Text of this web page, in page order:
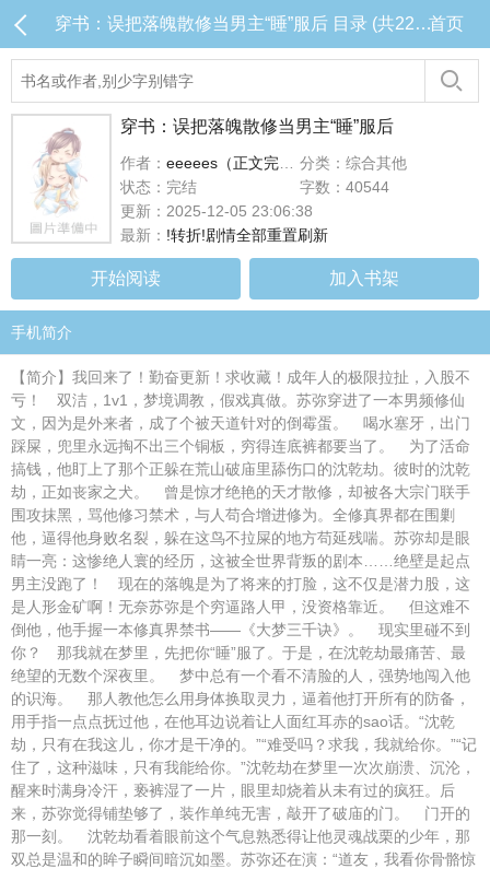
穿书：误把落魄散修当男主“睡”服后 目录 (共22章)首页
穿书：误把落魄散修当男主“睡”服后
作者： eeeees（正文完结版）
分类：综合其他
状态：完结
字数：40544
更新：2025-12-05 23:06:38
最新： !转折!剧情全部重置刷新
开始阅读 加入书架
手机简介
【简介】我回来了！勤奋更新！求收藏！成年人的极限拉扯，入股不
亏！ 双洁，1v1，梦境调教，假戏真做。苏弥穿进了一本男频修仙
文，因为是外来者，成了个被天道针对的倒霉蛋。 喝水塞牙，出门
踩屎，兜里永远掏不出三个铜板，穷得连底裤都要当了。 为了活命
搞钱，他盯上了那个正躲在荒山破庙里舔伤口的沈乾劫。彼时的沈乾
劫，正如丧家之犬。 曾是惊才绝艳的天才散修，却被各大宗门联手
围攻抹黑，骂他修习禁术，与人苟合增进修为。全修真界都在围剿
他，逼得他身败名裂，躲在这鸟不拉屎的地方苟延残喘。苏弥却是眼
睛一亮：这惨绝人寰的经历，这被全世界背叛的剧本……绝壁是起点
男主没跑了！ 现在的落魄是为了将来的打脸，这不仅是潜力股，这
是人形金矿啊！无奈苏弥是个穷逼路人甲，没资格靠近。 但这难不
倒他，他手握一本修真界禁书——《大梦三千诀》。 现实里碰不到
你？ 那我就在梦里，先把你“睡”服了。于是，在沈乾劫最痛苦、最
绝望的无数个深夜里。 梦中总有一个看不清脸的人，强势地闯入他
的识海。 那人教他怎么用身体换取灵力，逼着他打开所有的防备，
用手指一点点抚过他，在他耳边说着让人面红耳赤的sao话。“沈乾
劫，只有在我这儿，你才是干净的。”“难受吗？求我，我就给你。”“记
住了，这种滋味，只有我能给你。”沈乾劫在梦里一次次崩溃、沉沦，
醒来时满身冷汗，亵裤湿了一片，眼里却烧着从未有过的疯狂。后
来，苏弥觉得铺垫够了，装作单纯无害，敲开了破庙的门。 门开的
那一刻。 沈乾劫看着眼前这个气息熟悉得让他灵魂战栗的少年，那
双总是温和的眸子瞬间暗沉如墨。苏弥还在演：“道友，我看你骨骼惊